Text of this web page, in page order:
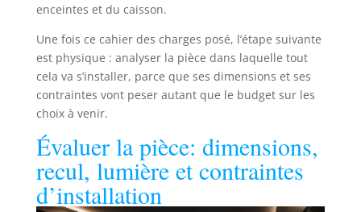
enceintes et du caisson.
Une fois ce cahier des charges posé, l’étape suivante
est physique : analyser la pièce dans laquelle tout
cela va s’installer, parce que ses dimensions et ses
contraintes vont peser autant que le budget sur les
choix à venir.
Évaluer la pièce: dimensions,
recul, lumière et contraintes
d’installation